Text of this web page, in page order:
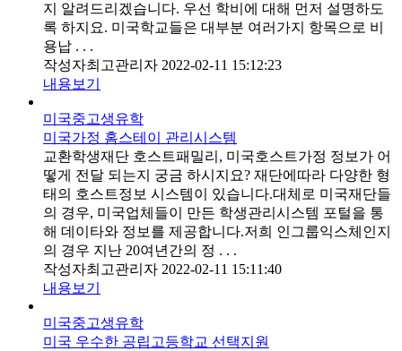
지 알려드리겠습니다. 우선 학비에 대해 먼저 설명하도
록 하지요. 미국학교들은 대부분 여러가지 항목으로 비
용납 . . .
작성자최고관리자 2022-02-11 15:12:23
내용보기
미국중고생유학
미국가정 홈스테이 관리시스템
​교환학생재단 호스트패밀리, 미국호스트가정 정보가 어
떻게 전달 되는지 궁금 하시지요? 재단에따라 다양한 형
태의 호스트정보 시스템이 있습니다.대체로 미국재단들
의 경우, 미국업체들이 만든 학생관리시스템 포털을 통
해 데이타와 정보를 제공합니다.저희 인그룹익스체인지
의 경우 지난 20여년간의 정 . . .
작성자최고관리자 2022-02-11 15:11:40
내용보기
미국중고생유학
미국 우수한 공립고등학교 선택지원